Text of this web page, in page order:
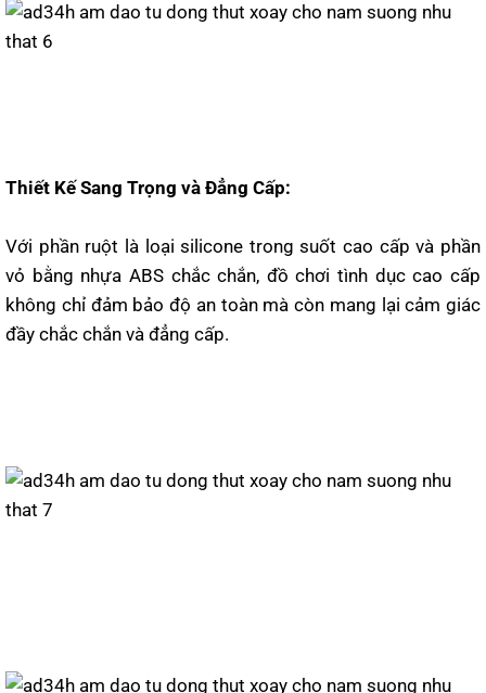
Thiết Kế Sang Trọng và Đẳng Cấp:
Với phần ruột là loại silicone trong suốt cao cấp và phần
vỏ bằng nhựa ABS chắc chắn, đồ chơi tình dục cao cấp
không chỉ đảm bảo độ an toàn mà còn mang lại cảm giác
đầy chắc chắn và đẳng cấp.